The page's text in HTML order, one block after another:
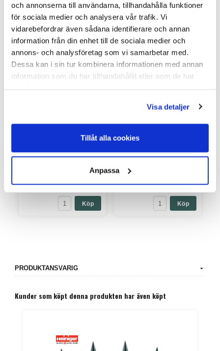
och annonserna till användarna, tillhandahålla funktioner
för sociala medier och analysera vår trafik. Vi
vidarebefordrar även sådana identifierare och annan
information från din enhet till de sociala medier och
annons- och analysföretag som vi samarbetar med.
Dessa kan i sin tur kombinera informationen med annan
information som du har tillhandahållit eller som de har
Visa detaljer
Tillåt alla cookies
Anpassa
Specialolja för
klippmaskin 50 ml
skär, Fårskä...
vardagar
Art nr. 10-732
Köp
Heiniger Refill
smörjolja, 500 ml
Heiniger Refill smörjolja, 500
Fårskär, Hästsk...
I Lager Eget Lager
vardagar
Art nr. 10-734
220,00
Köp
PRODUKTANSVARIG
Kunder som köpt denna produkten har även köpt